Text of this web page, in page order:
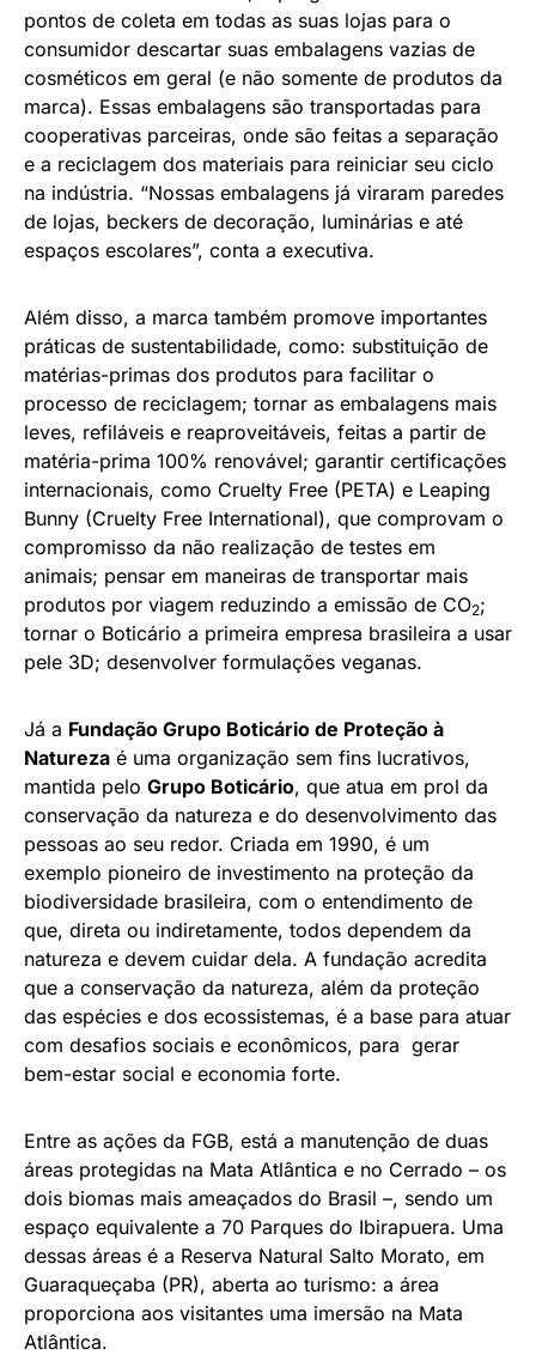
pontos de coleta em todas as suas lojas para o
consumidor descartar suas embalagens vazias de
cosméticos em geral (e não somente de produtos da
marca). Essas embalagens são transportadas para
cooperativas parceiras, onde são feitas a separação
e a reciclagem dos materiais para reiniciar seu ciclo
na indústria. “Nossas embalagens já viraram paredes
de lojas, beckers de decoração, luminárias e até
espaços escolares”, conta a executiva.
Além disso, a marca também promove importantes
práticas de sustentabilidade, como: substituição de
matérias-primas dos produtos para facilitar o
processo de reciclagem; tornar as embalagens mais
leves, refiláveis e reaproveitáveis, feitas a partir de
matéria-prima 100% renovável; garantir certificações
internacionais, como Cruelty Free (PETA) e Leaping
Bunny (Cruelty Free International), que comprovam o
compromisso da não realização de testes em
animais; pensar em maneiras de transportar mais
produtos por viagem reduzindo a emissão de CO2;
tornar o Boticário a primeira empresa brasileira a usar
pele 3D; desenvolver formulações veganas.
Já a Fundação Grupo Boticário de Proteção à
Natureza é uma organização sem fins lucrativos,
mantida pelo Grupo Boticário, que atua em prol da
conservação da natureza e do desenvolvimento das
pessoas ao seu redor. Criada em 1990, é um
exemplo pioneiro de investimento na proteção da
biodiversidade brasileira, com o entendimento de
que, direta ou indiretamente, todos dependem da
natureza e devem cuidar dela. A fundação acredita
que a conservação da natureza, além da proteção
das espécies e dos ecossistemas, é a base para atuar
com desafios sociais e econômicos, para gerar
bem-estar social e economia forte.
Entre as ações da FGB, está a manutenção de duas
áreas protegidas na Mata Atlântica e no Cerrado – os
dois biomas mais ameaçados do Brasil –, sendo um
espaço equivalente a 70 Parques do Ibirapuera. Uma
dessas áreas é a Reserva Natural Salto Morato, em
Guaraqueçaba (PR), aberta ao turismo: a área
proporciona aos visitantes uma imersão na Mata
Atlântica.